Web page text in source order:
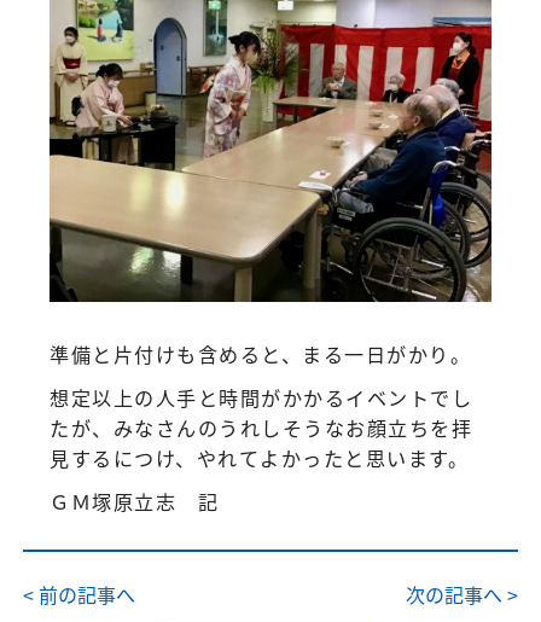
準備と片付けも含めると、まる一日がかり。
想定以上の人手と時間がかかるイベントでし
たが、みなさんのうれしそうなお顔立ちを拝
見するにつけ、やれてよかったと思います。
ＧＭ塚原立志 記
< 前の記事へ 次の記事へ >